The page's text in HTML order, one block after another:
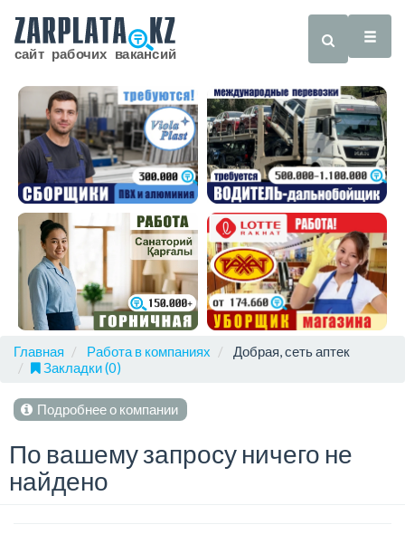
Главная Работа в компаниях
Добрая, сеть аптек
Закладки (0)
Подробнее о компании
По вашему запросу ничего не
найдено